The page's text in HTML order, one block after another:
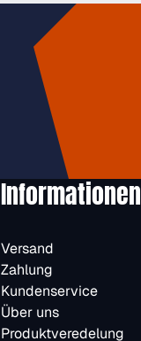
Informationen
Versand
Zahlung
Kundenservice
Über uns
Produktveredelung